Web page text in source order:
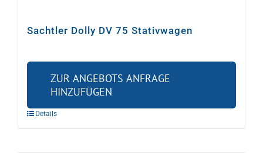
Sachtler Dolly DV 75 Stativwagen
ZUR ANGEBOTS ANFRAGE
HINZUFÜGEN
Details